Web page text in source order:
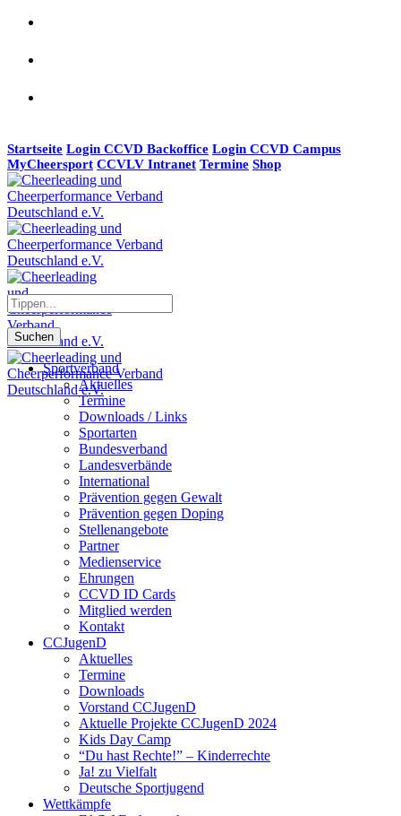
Startseite Login CCVD Backoffice Login CCVD Campus
MyCheersport CCVLV Intranet Termine Shop
Suchen
Sportverband
Aktuelles
Termine
Downloads / Links
Sportarten
Bundesverband
Landesverbände
International
Prävention gegen Gewalt
Prävention gegen Doping
Stellenangebote
Partner
Medienservice
Ehrungen
CCVD ID Cards
Mitglied werden
Kontakt
CCJugenD
Aktuelles
Termine
Downloads
Vorstand CCJugenD
Aktuelle Projekte CCJugenD 2024
Kids Day Camp
“Du hast Rechte!” – Kinderrechte
Ja! zu Vielfalt
Deutsche Sportjugend
Wettkämpfe